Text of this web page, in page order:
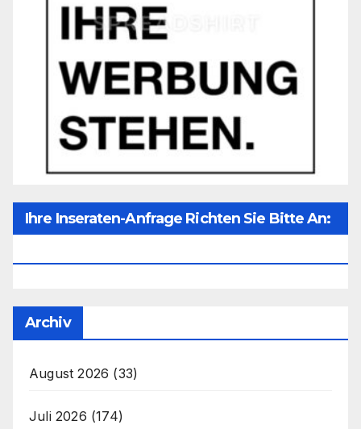
Ihre Inseraten-Anfrage Richten Sie Bitte An:
Archiv
August 2026 (33)
Juli 2026 (174)